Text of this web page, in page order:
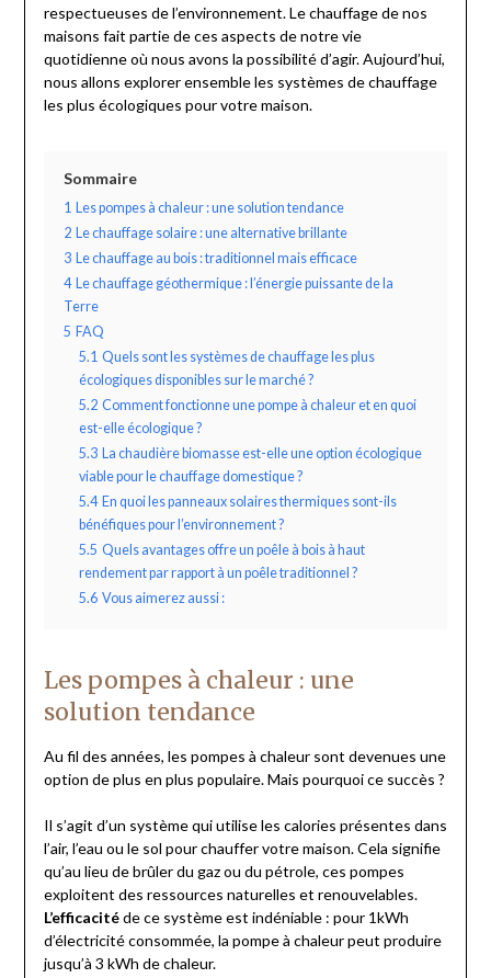
respectueuses de l’environnement. Le chauffage de nos
maisons fait partie de ces aspects de notre vie
quotidienne où nous avons la possibilité d’agir. Aujourd’hui,
nous allons explorer ensemble les systèmes de chauffage
les plus écologiques pour votre maison.
Sommaire
1 Les pompes à chaleur : une solution tendance
2 Le chauffage solaire : une alternative brillante
3 Le chauffage au bois : traditionnel mais efficace
4 Le chauffage géothermique : l’énergie puissante de la
Terre
5 FAQ
5.1 Quels sont les systèmes de chauffage les plus
écologiques disponibles sur le marché ?
5.2 Comment fonctionne une pompe à chaleur et en quoi
est-elle écologique ?
5.3 La chaudière biomasse est-elle une option écologique
viable pour le chauffage domestique ?
5.4 En quoi les panneaux solaires thermiques sont-ils
bénéfiques pour l’environnement ?
5.5 Quels avantages offre un poêle à bois à haut
rendement par rapport à un poêle traditionnel ?
5.6 Vous aimerez aussi :
Les pompes à chaleur : une
solution tendance
Au fil des années, les pompes à chaleur sont devenues une
option de plus en plus populaire. Mais pourquoi ce succès ?
Il s’agit d’un système qui utilise les calories présentes dans
l’air, l’eau ou le sol pour chauffer votre maison. Cela signifie
qu’au lieu de brûler du gaz ou du pétrole, ces pompes
exploitent des ressources naturelles et renouvelables.
L’efficacitéde ce système est indéniable : pour 1kWh
d’électricité consommée, la pompe à chaleur peut produire
jusqu’à 3 kWh de chaleur.